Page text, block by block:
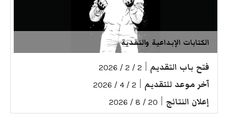
الكتابات الإبداعية والنقدية
فتح باب التقديم 2 / 2 / 2026
آخر موعد للتقديم 2 / 4 / 2026
إعلان النتائج 20 / 8 / 2026